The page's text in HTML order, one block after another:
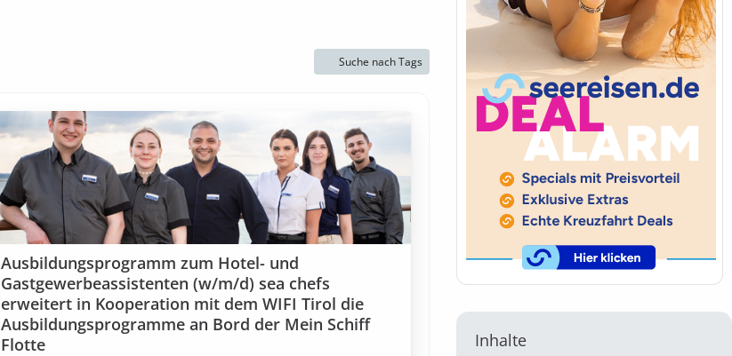
Suche nach Tags
Ausbildungsprogramm zum Hotel- und
Gastgewerbeassistenten (w/m/d) sea chefs
erweitert in Kooperation mit dem WIFI Tirol die
Ausbildungsprogramme an Bord der Mein Schiff
Flotte
Inhalte